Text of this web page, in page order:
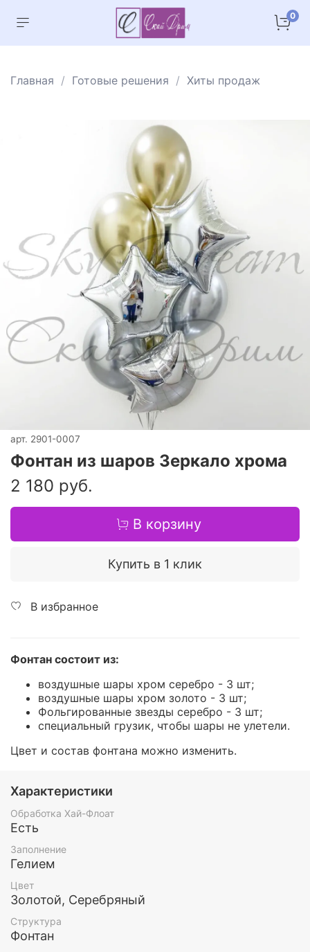
0
Главная Готовые решения Хиты продаж
арт. 2901-0007
Фонтан из шаров Зеркало хрома
2 180 руб.
В корзину
Купить в 1 клик
В избранное
Фонтан состоит из:
воздушные шары хром серебро - 3 шт;
воздушные шары хром золото - 3 шт;
Фольгированные звезды серебро - 3 шт;
специальный грузик, чтобы шары не улетели.
Цвет и состав фонтана можно изменить.
Характеристики
Обработка Хай-Флоат
Есть
Заполнение
Гелием
Цвет
Золотой, Серебряный
Структура
Фонтан